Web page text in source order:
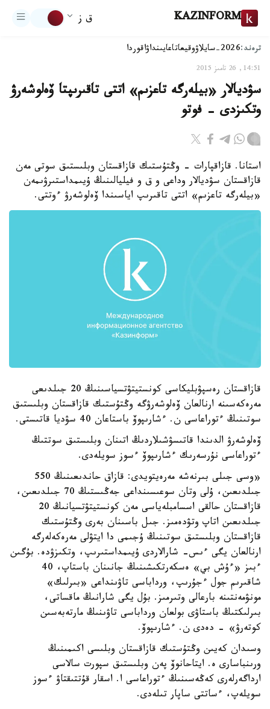
KAZINFORM ق ز
ترەند:2026-سايلاۋ وقيعاتاعايىنداۋاقوردا
14:51, 26 تامىز 2015
سۋديالار «بيلەرگە تاعزىم» اتتى تاقىرىپتا ۆەلوشەرۋ
وتكىزدى - فوتو
استانا. قازاقپارات - وڭتۇستىك قازاقستان وبلىستىق سوتى مەن
قازاقستان سۋديالار وداعى و ق و فيليالىنىڭ ۇيىمداستىرۋىمەن
«بيلەرگە تاعزىم» اتتى تاقىرىپ اياسىندا ۆەلوشەرۋ ءوتتى.
قازاقستان رەسپۋبليكاسى كونستيتۋتسياسىنىڭ 20 جىلدىعى
مەرەكەسىنە ارنالعان ۆەلوشەرۋگە وڭتۇستىك قازاقستان وبلىستىق
سوتىنىڭ ءتوراعاسى ن. ءشارىپوۆ باستاعان 40 سۋديا قاتىستى.
ۆەلوشەرۋ الدىندا قاتىسۋشىلاردىڭ اتىنان وبلىستىق سوتتىڭ
ءتوراعاسى نۇرسەرىك ءشارىپوۆ ءسوز سويلەدى.
«وسى جىلى بىرنەشە مەرەيتويدى: قازاق حاندىعىنىڭ 550
جىلدىعىن، ۇلى وتان سوعىسىنداعى جەڭىستىڭ 70 جىلدىعىن،
قازاقستان حالقى اسسامبلەياسى مەن كونستيتۋتسيانىڭ 20
جىلدىعىن اتاپ وتۋدەمىز. جىل باسىنان بەرى وڭتۇستىك
قازاقستان وبلىستىق سوتىنىڭ ۇجىمى دا ايتۋلى مەرەكەلەرگە
ارنالعان يگى ءىس- شارالاردى ۇيىمداستىرىپ، وتكىزۋدە. بۇگىن
ءبىز «ءۇش بي» ەسكەرتكىشىنىڭ جانىنان باستاپ، 40
شاقىرىم جول ءجۇرىپ، ورداباسى تاۋىنداعى «بىرلىك»
مونۋمەنتىنە بارعالى وتىرمىز. بۇل يگى شارانىڭ ماقساتى،
بىرلىكتىڭ باستاۋى بولعان ورداباسى تاۋىنىڭ مارتەبەسىن
كوتەرۋ» - دەدى ن. ءشارىپوۆ.
وسىدان كەيىن وڭتۇستىك قازاقستان وبلىسى اكىمىنىڭ
ورىنباسارى ە. ايتاحانوۆ پەن وبلىستىق سپورت سالاسى
ارداگەرلەرى كەڭەسىنىڭ ءتوراعاسى ا. اسقار قۇتتىقتاۋ ءسوز
سويلەپ، ءساتتى ساپار تىلەدى.